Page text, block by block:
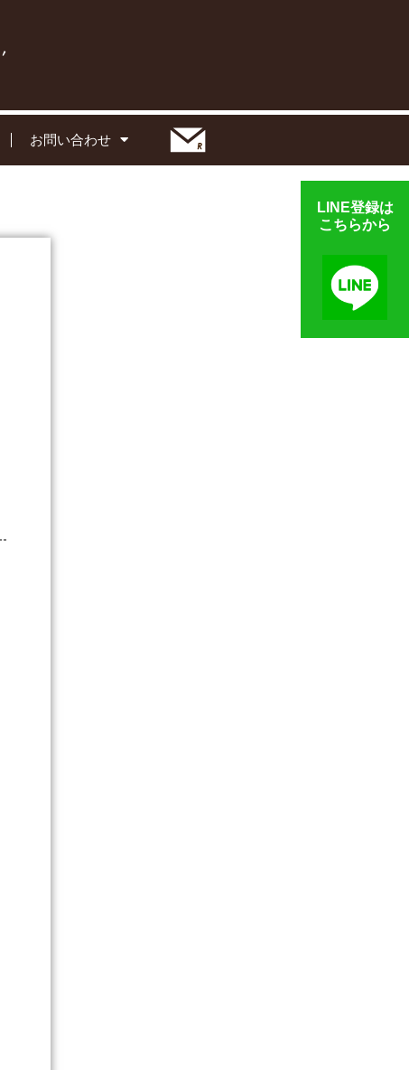
お問い合わせ
LINE登録は
こちらから